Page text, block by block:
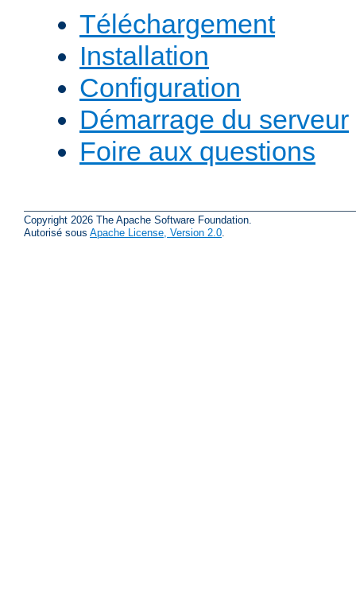
Téléchargement
Installation
Configuration
Démarrage du serveur
Foire aux questions
Copyright 2026 The Apache Software Foundation.
Autorisé sous Apache License, Version 2.0.